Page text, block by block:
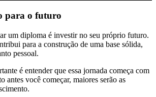
para o futuro
um diploma é investir no seu próprio futuro.
para a construção de uma base sólida,
pessoal.
é entender que essa jornada começa com
antes você começar, maiores serão as